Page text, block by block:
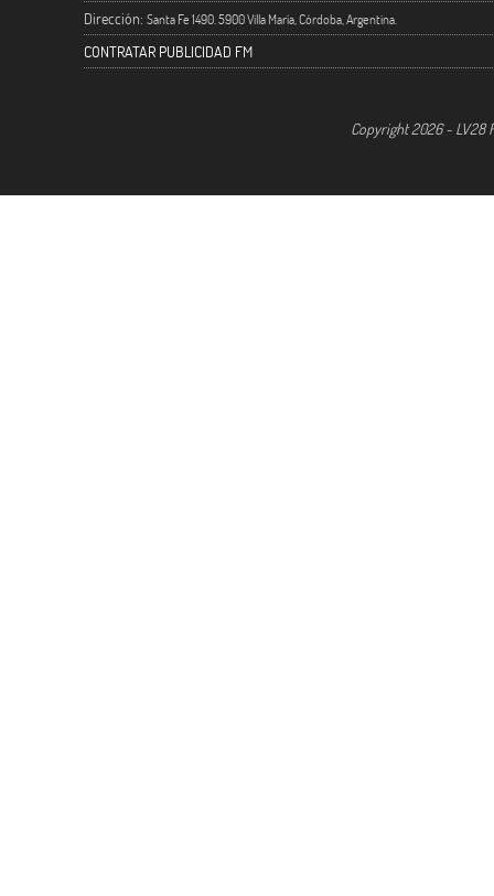
Dirección: Santa Fe 1490. 5900 Villa María, Córdoba, Argentina.
CONTRATAR PUBLICIDAD FM
Copyright 2026 - LV28